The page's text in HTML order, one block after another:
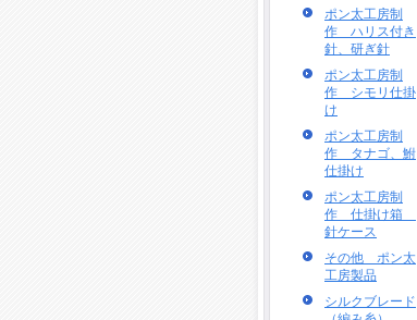
ポン太工房制
作 ハリス付き
針、研ぎ針
ポン太工房制
作 シモリ仕掛
け
ポン太工房制
作 タナゴ、鮒
仕掛け
ポン太工房制
作 仕掛け箱
針ケース
その他 ポン太
工房製品
シルクブレード